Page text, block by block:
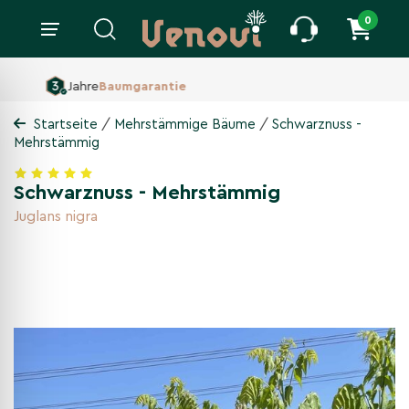
0
160 ha Baumschule,
Startseite / Mehrstämmige Bäume / Schwarznuss -
Mehrstämmig
Schwarznuss - Mehrstämmig
Juglans nigra